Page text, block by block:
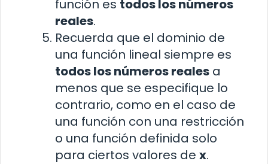
función es todos los números
reales.
Recuerda que el dominio de
una función lineal siempre es
todos los números reales a
menos que se especifique lo
contrario, como en el caso de
una función con una restricción
o una función definida solo
para ciertos valores de x.